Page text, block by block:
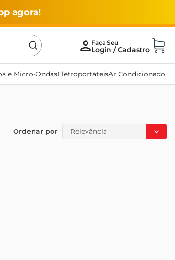
agora!
e Micro-OndasEletroportáteisAr Condicionado
Ordenar por Relevância